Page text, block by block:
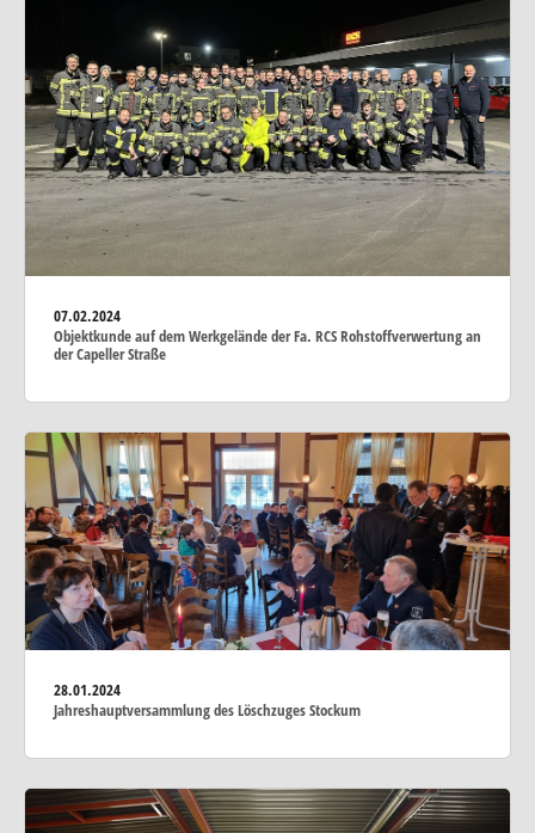
07.02.2024
Objektkunde auf dem Werkgelände der Fa. RCS Rohstoffverwertung an
der Capeller Straße
28.01.2024
Jahreshauptversammlung des Löschzuges Stockum